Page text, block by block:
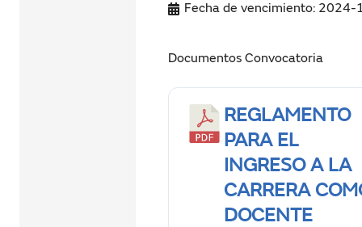
Fecha de vencimiento:
Documentos Convocatoria
REGLAMENTO
PARA EL
INGRESO A LA
CARRERA
DOCENTE